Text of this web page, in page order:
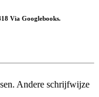
Via Googlebooks.
Andere schrijfwijze